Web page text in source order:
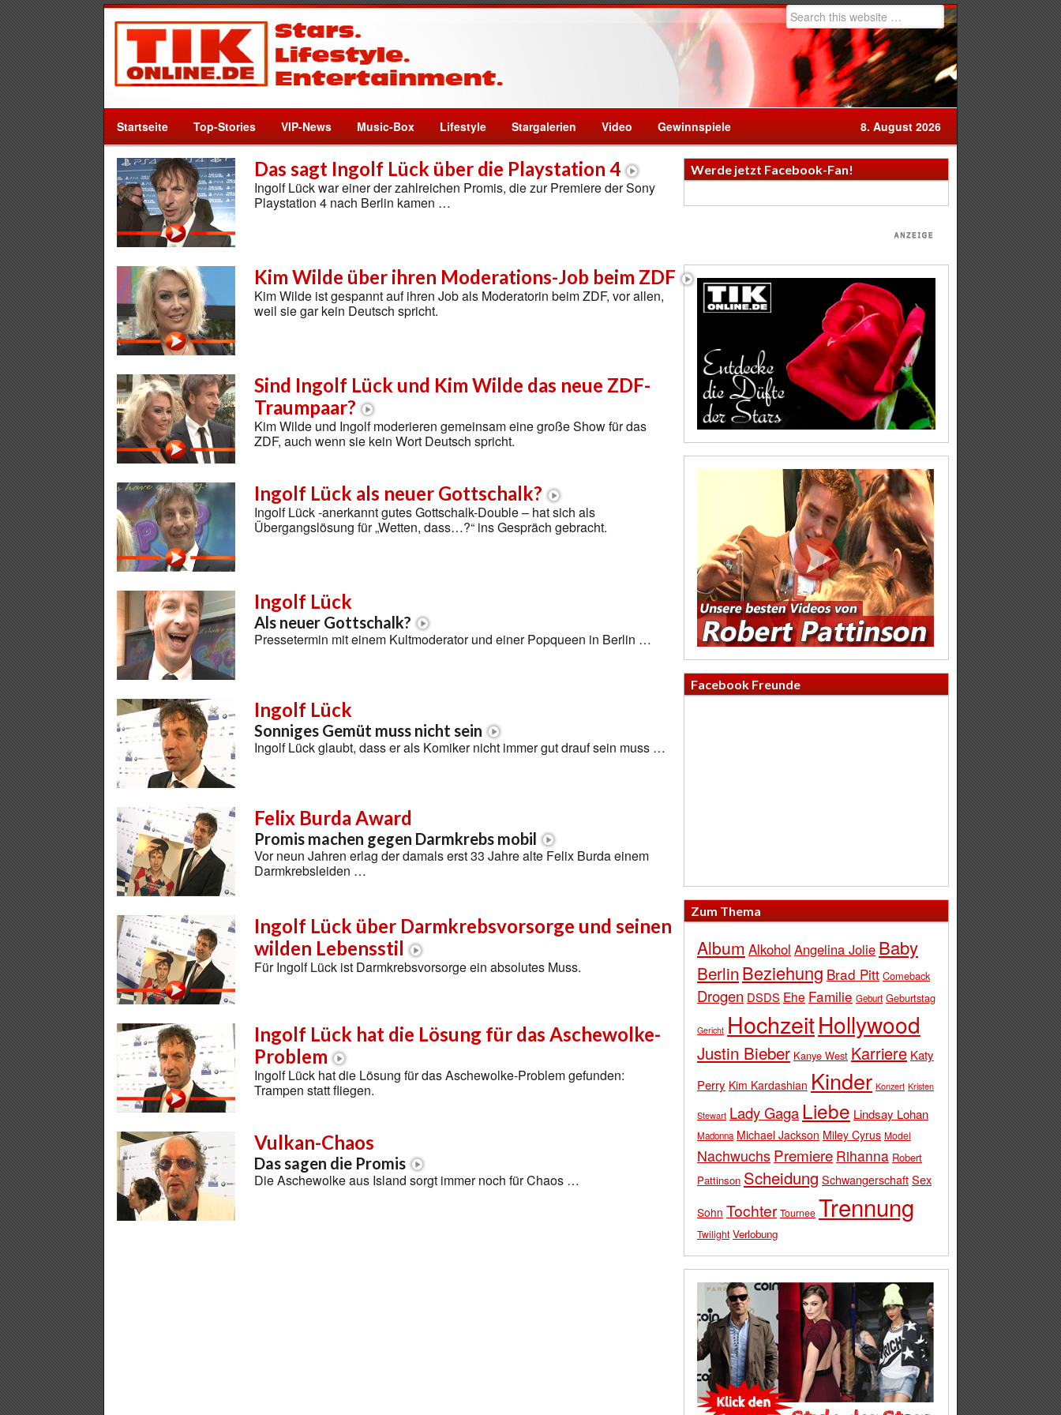
Startseite Top-Stories VIP-News Music-Box Lifestyle Stargalerien Video Gewinnspiele 8. August 2026
Das sagt Ingolf Lück über die Playstation 4
Ingolf Lück war einer der zahlreichen Promis, die zur Premiere der Sony
Playstation 4 nach Berlin kamen …
Kim Wilde über ihren Moderations-Job beim ZDF
Kim Wilde ist gespannt auf ihren Job als Moderatorin beim ZDF, vor allen,
weil sie gar kein Deutsch spricht.
Sind Ingolf Lück und Kim Wilde das neue ZDF-
Traumpaar?
Kim Wilde und Ingolf moderieren gemeinsam eine große Show für das
ZDF, auch wenn sie kein Wort Deutsch spricht.
Ingolf Lück als neuer Gottschalk?
Ingolf Lück -anerkannt gutes Gottschalk-Double – hat sich als
Übergangslösung für „Wetten, dass…?“ ins Gespräch gebracht.
Ingolf Lück
Als neuer Gottschalk?
Pressetermin mit einem Kultmoderator und einer Popqueen in Berlin …
Ingolf Lück
Sonniges Gemüt muss nicht sein
Ingolf Lück glaubt, dass er als Komiker nicht immer gut drauf sein muss …
Felix Burda Award
Promis machen gegen Darmkrebs mobil
Vor neun Jahren erlag der damals erst 33 Jahre alte Felix Burda einem
Darmkrebsleiden …
Ingolf Lück über Darmkrebsvorsorge und seinen
wilden Lebensstil
Für Ingolf Lück ist Darmkrebsvorsorge ein absolutes Muss.
Ingolf Lück hat die Lösung für das Aschewolke-
Problem
Ingolf Lück hat die Lösung für das Aschewolke-Problem gefunden:
Trampen statt fliegen.
Vulkan-Chaos
Das sagen die Promis
Die Aschewolke aus Island sorgt immer noch für Chaos …
Werde jetzt Facebook-Fan!
Facebook Freunde
Zum Thema
Album Alkohol Angelina Jolie Baby
Berlin Beziehung Brad Pitt Comeback
Drogen DSDS Ehe Familie Geburt Geburtstag
Gericht HochzeitHollywood
Justin Bieber Kanye West Karriere Katy
Perry Kim Kardashian Kinder Konzert Kristen
Stewart Lady Gaga Liebe Lindsay Lohan
Madonna Michael Jackson Miley Cyrus Model
Nachwuchs Premiere Rihanna Robert
Pattinson Scheidung SchwangerschaftSex
Sohn Tochter Tournee Trennung
Twilight Verlobung